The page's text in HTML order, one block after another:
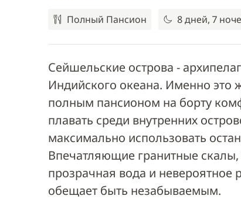
Полный Пансион 8 дней, 7
Сейшельские острова -
Индийского океана. Именно это
полным пансионом на борту
плавать среди внутренних
максимально использовать
Впечатляющие гранитные
прозрачная вода и
обещает быть незабываемым.